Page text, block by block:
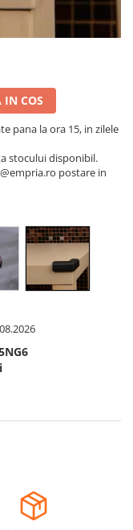
IN COS
pana la ora 15, in zilele
stocului disponibil.
postare in